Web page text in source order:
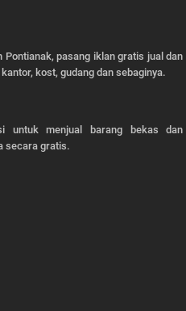
pasang iklan gratis jual dan
kost, gudang dan sebaginya.
untuk menjual barang bekas dan
secara gratis.